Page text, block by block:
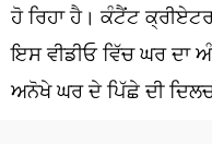
ਪੰਜਾਬ
ਧਰਮ
ਹੋ ਰਿਹਾ ਹੈ। ਕੰਟੈਂਟ
ਇਸ ਵੀਡੀਓ ਵਿੱਚ ਘਰ ਦਾ
ਅਨੋਖੇ ਘਰ ਦੇ ਪਿੱਛੇ ਦੀ